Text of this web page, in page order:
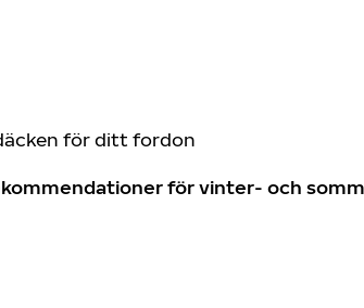
för ditt fordon
för vinter- och